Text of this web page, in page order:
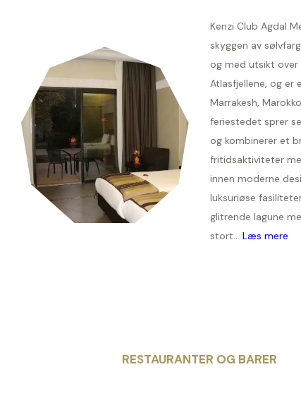
Kenzi Club Agdal
skyggen av
og med utsikt over
Atlasfjellene, og er
Marrakesh,
feriestedet sprer
og kombinerer et
fritidsaktiviteter
innen moderne
luksuriøse
glitrende lagune
stort... Læs mere
RESTAURANTER OG BARER